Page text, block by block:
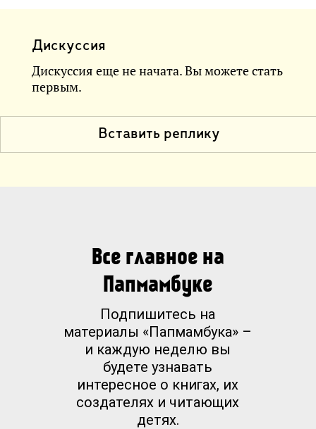
Дискуссия
Дискуссия еще не начата. Вы можете стать
первым.
Вставить реплику
Все главное на
Папмамбуке
Подпишитесь на
материалы «Папмамбука» –
и каждую неделю вы
будете узнавать
интересное о книгах, их
создателях и читающих
детях.